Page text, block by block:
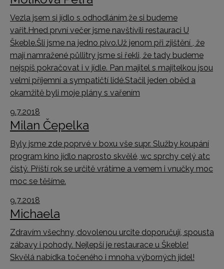
Vezla jsem si jídlo s odhodláním,že si budeme
vařit.Hned první večer jsme navštívili restauraci U
Škeble.Šli jsme na jedno pivo.Už jenom při zjištění , že
mají namražené půllitry jsme si řekli, že tady budeme
nejspíš pokračovat i v jídle. Pan majitel s majitelkou jsou
velmi příjemní a sympatičtí lidé.Stačil jeden oběd a
okamžitě byli moje plány s vařením
9.7.2018
Milan Čepelka
Byly jsme zde poprvé v boxu vše supr. Služby koupání
program kino jídlo naprosto skvělé, wc sprchy celý atc
čistý. Příští rok se určitě vrátíme a vemem i vnučky moc
moc se těšíme.
9.7.2018
Michaela
Zdravím všechny, dovolenou urcite doporučují, spousta
zábavy i pohody. Nejlepší je restaurace u Škeble!
Skvělá nabídka točeného i mnoha výborných jídel!